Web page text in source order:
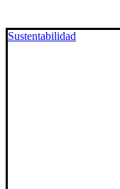
Sustentabilidad